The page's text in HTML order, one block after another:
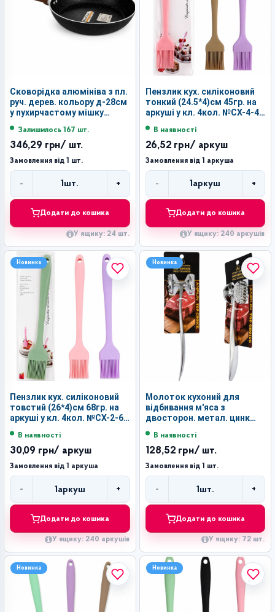
Сковорідка алюмініва з пл.
руч. дерев. кольору д-28см
у пухирчастому мішку
Залишилось 167 шт.
346,29 грн/ шт.
Замовлення від 1 шт.
- 1шт. +
Додати до кошика
У ящику: 24 шт.
Пензлик кух. силіконовий
тонкий (24.5*4)см 45гр. на
аркуші у кл. 4кол. №CX-4-45
В наявності
26,52 грн/ аркуш
Замовлення від 1 аркуша
-
Кількість
1аркуш +
Додати до кошика
У ящику: 240 аркушів
Новинка
Пензлик кух. силіконовий
товстий (26*4)см 68гр. на
аркуші у кл. 4кол. №CX-2-68
В наявності
30,09 грн/ аркуш
Замовлення від 1 аркуша
-
Кількість
1 аркуш +
Додати до кошика
У ящику: 240 аркушів
Новинка
Молоток кухоний для
відбивання м'яса з
двосторон. метал. цинк
(72)В наявності
128,52 грн/ шт.
Замовлення від 1 шт.
- 1 шт. +
Додати до кошика
У ящику: 72 шт.
Новинка Новинка